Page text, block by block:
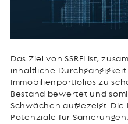
Das Ziel von SSREI ist,
inhaltliche
Immobilienportfolios zu
Bestand bewertet und
Schwächen aufgezeigt.
Potenziale für Sanierungen.